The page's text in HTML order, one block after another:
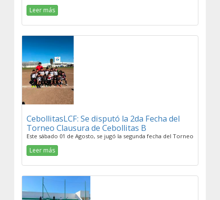
Leer más
CebollitasLCF: Se disputó la 2da Fecha del
Torneo Clausura de Cebollitas B
Este sábado 01 de Agosto, se jugó la segunda fecha del Torneo
Leer más